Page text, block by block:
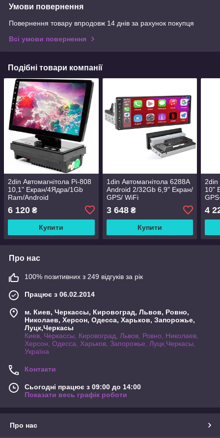
Умови повернення
Повернення товару впродовж 14 днів за рахунок покупця
Всі умови повернення
Подібні товари компанії
2din Автомагнітола Pi-808
10,1" Екран/4Ядра/1Gb
Ram/Android
6 120 ₴
Купити
1din Автомагнітола 6288A
Android 2/32Gb 6,9" Екран/
GPS/ WiFi
3 648₴
Купити
2din
10"
4
Про нас
100% позитивних з 249 відгуків за рік
Працює з 06.02.2014
м. Киев, Черкассы, Кировоград, Львов, Ровно,
Николаев, Херсон, Одесса, Харьков, Запорожье,
Луцк,Черкасы
Киев, Черкассы, Кировоград, Львов, Ровно, Николаев,
Херсон, Одесса, Харьков, Запорожье, Луцк,Черкасы,
Україна
Контакти
Сьогодні працює з 09:00 до 14:00
Показати весь графік роботи
Про нас